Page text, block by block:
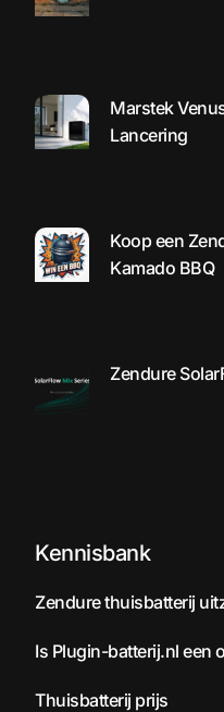
Marstek
Lancering
Koop een
Kamado BBQ
Zendure
Kennisbank
Zendure thuisbatterij
Is Plugin-batterij.nl een
Thuisbatterij prijs